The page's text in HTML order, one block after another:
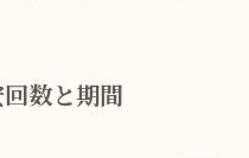
数と期間